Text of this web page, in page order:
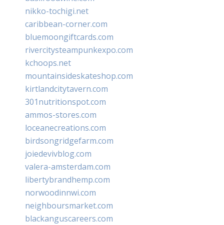
nikko-tochigi.net
caribbean-corner.com
bluemoongiftcards.com
rivercitysteampunkexpo.com
kchoops.net
mountainsideskateshop.com
kirtlandcitytavern.com
301nutritionspot.com
ammos-stores.com
loceanecreations.com
birdsongridgefarm.com
joiedevivblog.com
valera-amsterdam.com
libertybrandhemp.com
norwoodinnwi.com
neighboursmarket.com
blackanguscareers.com